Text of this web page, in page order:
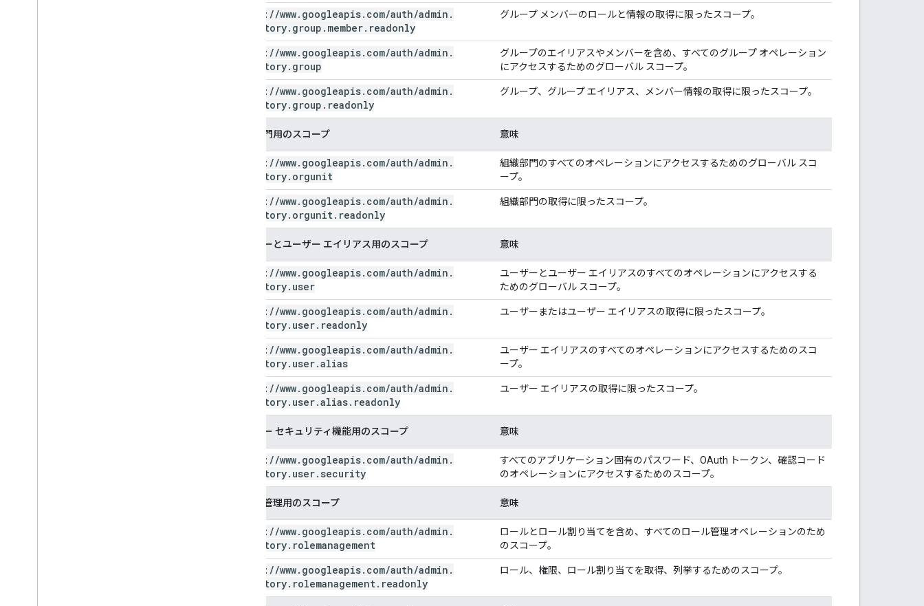
https: //www. googleapis. com/auth/admin .
directory. group . member. readonly
グループ メンバーのロールと情報の取得に限ったスコープ。
https: //www. googleapis. com/auth/admin .
directory. group
グループのエイリアスやメンバーを含め、すべてのグループ オペレーション
にアクセスするためのグローバル スコープ。
https: //www. googleapis. com/auth/admin .
directory. group . readonly
グループ、グループ エイリアス、メンバー情報の取得に限ったスコープ。
組織部門用のスコープ 意味
https: //www. googleapis. com/auth/admin .
directory. orgunit
組織部門のすべてのオペレーションにアクセスするためのグローバル スコ
ープ。
https: //www. googleapis. com/auth/admin .
directory. orgunit. readonly
組織部門の取得に限ったスコープ。
ユーザーとユーザー エイリアス用のスコープ 意味
https: //www. googleapis. com/auth/admin .
directory. user
ユーザーとユーザー エイリアスのすべてのオペレーションにアクセスする
ためのグローバル スコープ。
https: //www. googleapis. com/auth/admin .
directory. user. readonly
ユーザーまたはユーザー エイリアスの取得に限ったスコープ。
https: //www. googleapis. com/auth/admin .
directory. user.alias
ユーザー エイリアスのすべてのオペレーションにアクセスするためのスコ
ープ。
https: //www. googleapis. com/auth/admin .
directory. user.alias. readonly
ユーザー エイリアスの取得に限ったスコープ。
ユーザー セキュリティ機能用のスコープ 意味
https: //www. googleapis. com/auth/admin .
directory. user. security
すべてのアプリケーション固有のパスワード、OAuth トークン、確認コード
のオペレーションにアクセスするためのスコープ。
ロール管理用のスコープ 意味
https: //www. googleapis. com/auth/admin .
directory. rolemanagement
ロールとロール割り当てを含め、すべてのロール管理オペレーションのため
のスコープ。
https: //www. googleapis. com/auth/admin .
directory. rolemanagement. readonly
ロール、権限、ロール割り当てを取得、列挙するためのスコープ。